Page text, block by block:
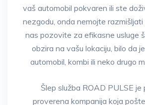
vaš automobil pokvaren ili ste
nezgodu, onda nemojte
nas pozovite za efikasne usluge
obzira na vašu lokaciju, bilo da
automobil, kombi ili neko drugo
Šlep služba ROAD PULSE je
proverena kompanija koja